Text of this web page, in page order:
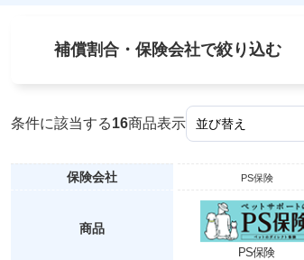
補償割合・保険会社で絞り込む
条件に該当する16商品表示
保険会社
商品
PS保険
PS保険